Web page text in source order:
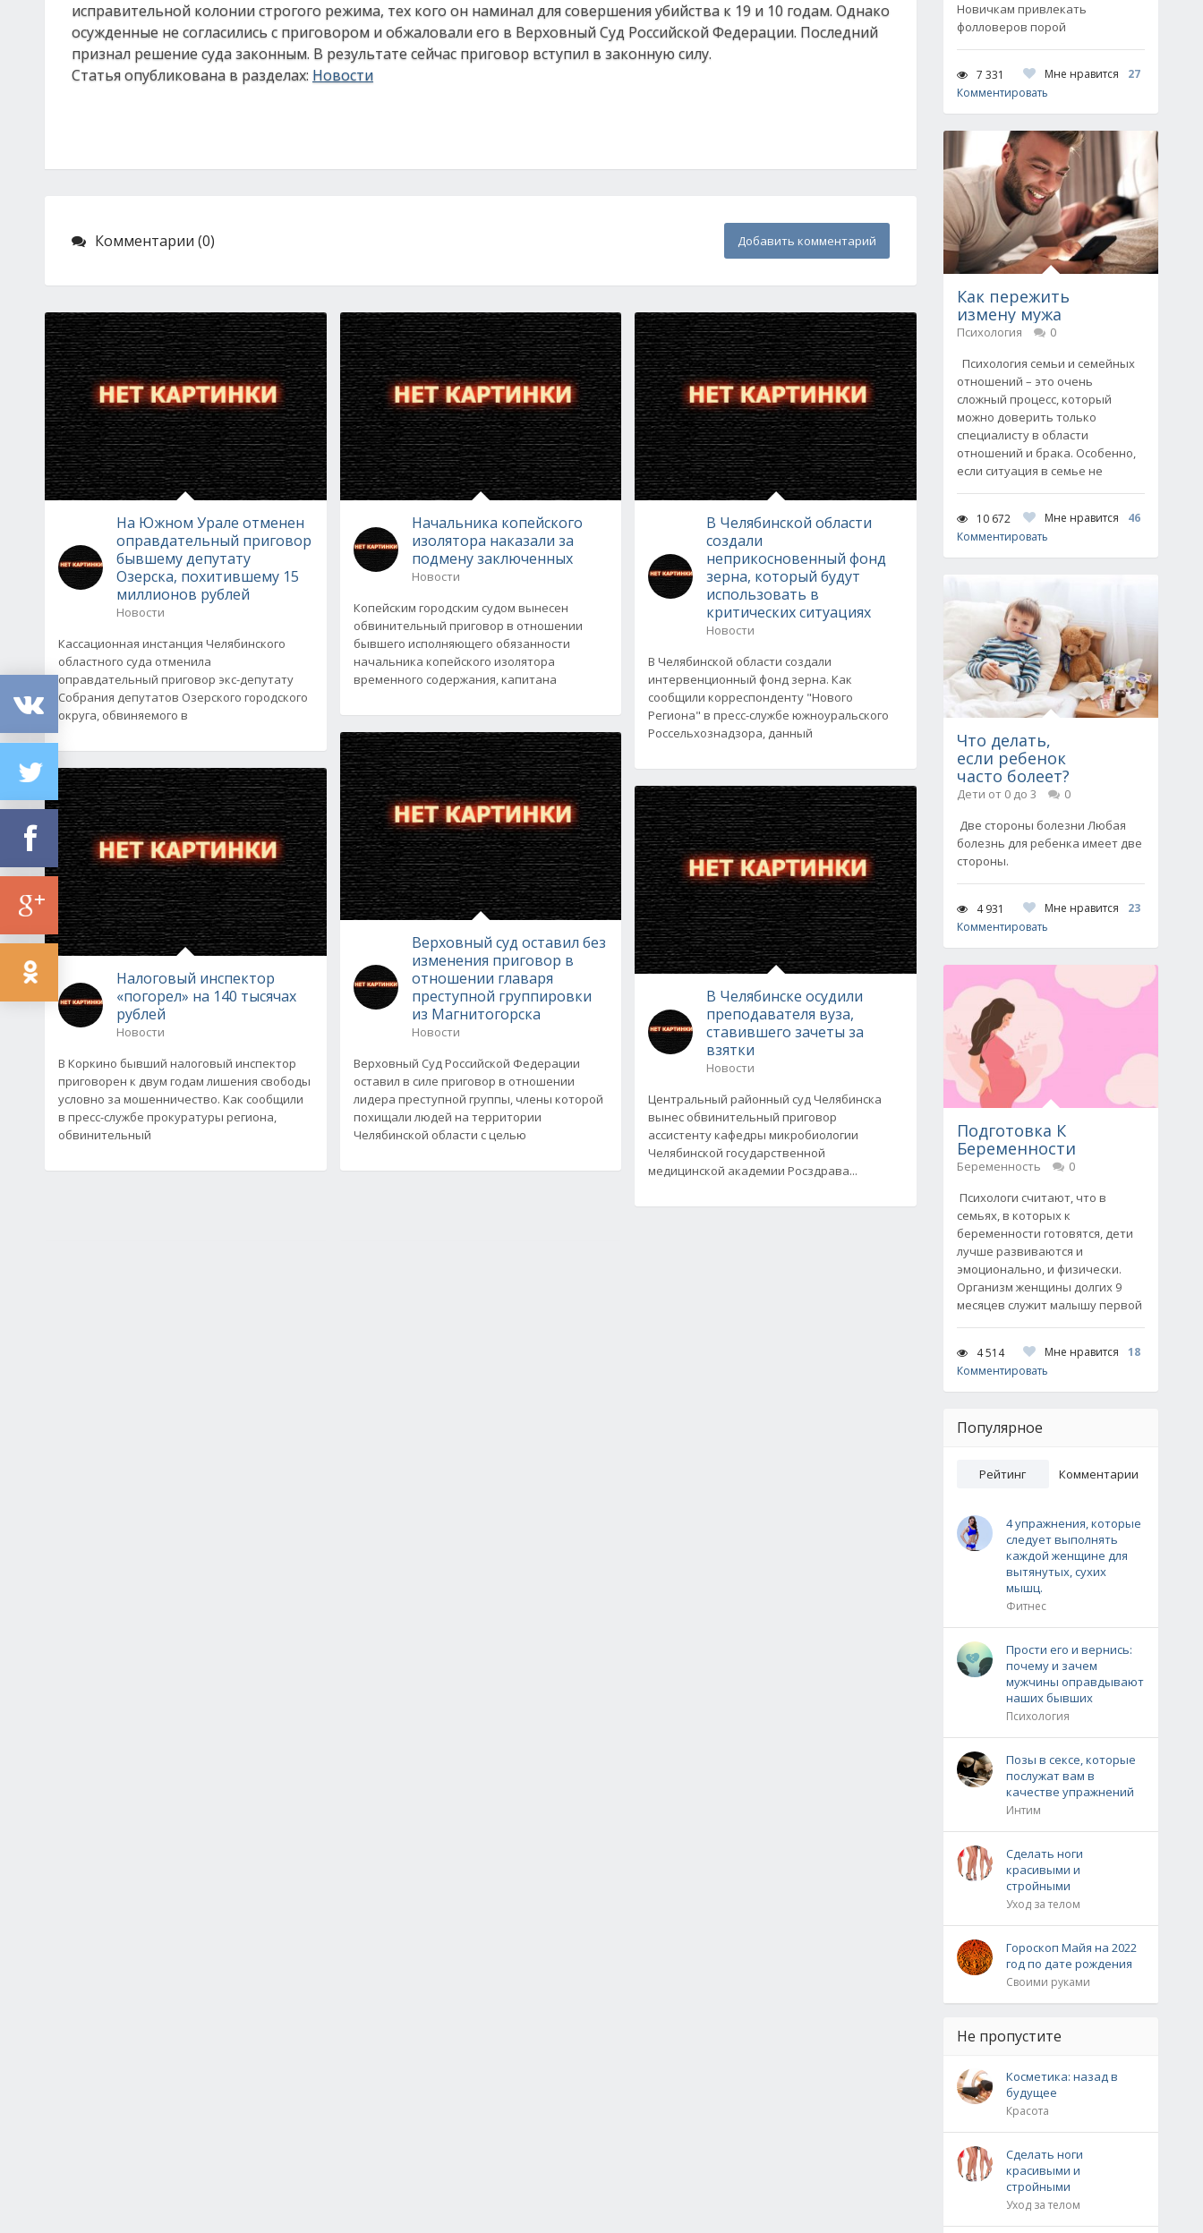
исправительной колонии строгого режима, тех кого он наминал для совершения убийства к 19 и 10 годам. Однако
осужденные не согласились с приговором и обжаловали его в Верховный Суд Российской Федерации. Последний
признал решение суда законным. В результате сейчас приговор вступил в законную силу.
Статья опубликована в разделах: Новости
Комментарии (0) Добавить комментарий
На Южном Урале отменен
оправдательный приговор
бывшему депутату
Озерска, похитившему 15
миллионов рублей
Новости
Кассационная инстанция Челябинского
областного суда отменила
оправдательный приговор экс-депутату
Собрания депутатов Озерского городского
округа, обвиняемого в
Налоговый инспектор
«погорел» на 140 тысячах
рублей
Новости
В Коркино бывший налоговый инспектор
приговорен к двум годам лишения свободы
условно за мошенничество. Как сообщили
в пресс-службе прокуратуры региона,
обвинительный
Начальника копейского
изолятора наказали за
подмену заключенных
Новости
Копейским городским судом вынесен
обвинительный приговор в отношении
бывшего исполняющего обязанности
начальника копейского изолятора
временного содержания, капитана
Верховный суд оставил без
изменения приговор в
отношении главаря
преступной группировки
из Магнитогорска
Новости
Верховный Суд Российской Федерации
оставил в силе приговор в отношении
лидера преступной группы, члены которой
похищали людей на территории
Челябинской области с целью
В Челябинской области
создали
неприкосновенный фонд
зерна, который будут
использовать в
критических ситуациях
Новости
В Челябинской области создали
интервенционный фонд зерна. Как
сообщили корреспонденту "Нового
Региона" в пресс-службе южноуральского
Россельхознадзора, данный
В Челябинске осудили
преподавателя вуза,
ставившего зачеты за
взятки
Новости
Центральный районный суд Челябинска
вынес обвинительный приговор
ассистенту кафедры микробиологии
Челябинской государственной
медицинской академии Росздрава...
Новичкам привлекать
фолловеров порой
7 331 Мне нравится
27
Комментировать
Как пережить
измену мужа
Психология
0
Психология семьи и семейных
отношений – это очень
сложный процесс, который
можно доверить только
специалисту в области
отношений и брака. Особенно,
если ситуация в семье не
10 672 Мне нравится
46
Комментировать
Что делать,
если ребенок
часто болеет?
Дети от 0 до 3
0
Две стороны болезни Любая
болезнь для ребенка имеет две
стороны.
4 931 Мне нравится
23
Комментировать
Подготовка К
Беременности
Беременность
0
Психологи считают, что в
семьях, в которых к
беременности готовятся, дети
лучше развиваются и
эмоционально, и физически.
Организм женщины долгих 9
месяцев служит малышу первой
4 514 Мне нравится
18
Комментировать
Популярное
Рейтинг Комментарии
4 упражнения, которые
следует выполнять
каждой женщине для
вытянутых, сухих
мышц.
Фитнес
Прости его и вернись:
почему и зачем
мужчины оправдывают
наших бывших
Психология
Позы в сексе, которые
послужат вам в
качестве упражнений
Интим
Сделать ноги
красивыми и
стройными
Уход за телом
Гороскоп Майя на 2022
год по дате рождения
Своими руками
Не пропустите
Косметика: назад в
будущее
Красота
Сделать ноги
красивыми и
стройными
Уход за телом